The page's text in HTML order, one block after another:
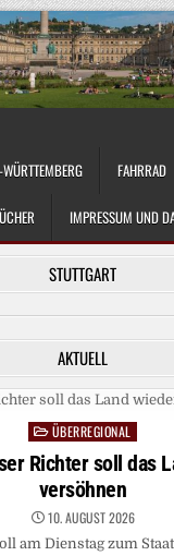
FAHRRAD
IMPRESSUM UND
STUTTGART
AKTUELL
Posted
in
ÜBERREGIONAL
Richter soll das
versöhnen
10. AUGUST 2026
am Dienstag zum